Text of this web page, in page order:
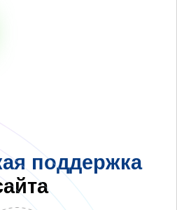
поддержка